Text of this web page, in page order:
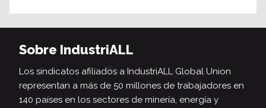
Sobre IndustriALL
Los sindicatos afiliados a IndustriALL Global Union
representan a más de 50 millones de trabajadores en
140 países en los sectores de minería, energía y